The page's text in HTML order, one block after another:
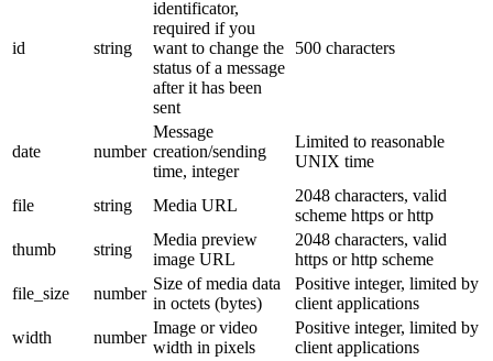
id string
identificator,
required if you
want to change the
status of a message
after it has been
sent
500 characters
date number
Message
creation/sending
time, integer
Limited to reasonable
UNIX time
file string Media URL
2048 characters, valid
scheme https or http
thumb
string
Media preview
image URL
2048 characters, valid
https or http scheme
file_size
number
Size of media data
in octets (bytes)
Positive integer, limited by
client applications
width
number
Image or video
width in pixels
Positive integer, limited by
client applications